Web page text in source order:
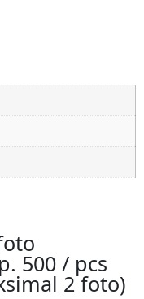
500 / pcs
2 foto)